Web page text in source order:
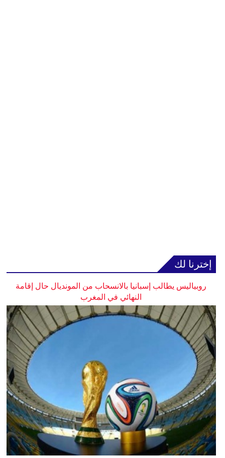
إخترنا لك
روبياليس يطالب إسبانيا بالانسحاب من المونديال حال إقامة
النهائي في المغرب